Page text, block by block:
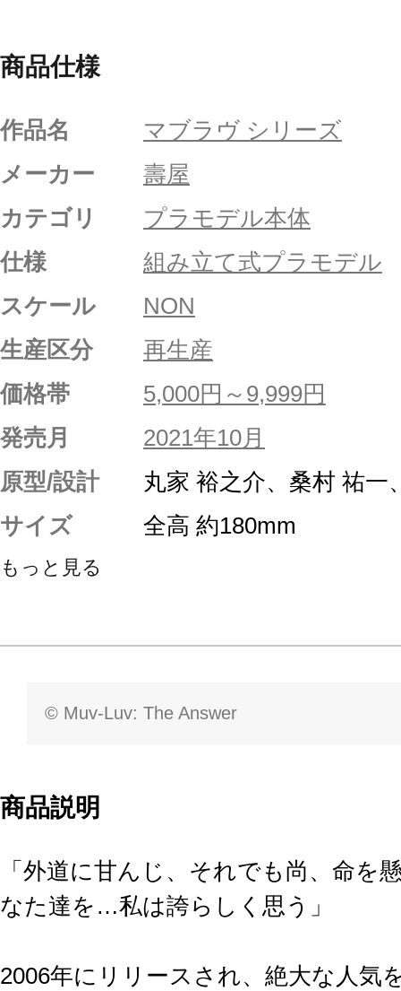
商品仕様
作品名
マブラヴ シリーズ
メーカー
壽屋
カテゴリ
プラモデル本体
仕様
組み立て式プラモデル
スケール
NON
生産区分
再生産
価格帯
5,000円～9,999円
発売月
2021年10月
原型/設計
丸家 裕之介、桑村 祐一
サイズ
全高 約180mm
もっと見る
© Muv-Luv: The Answer
商品説明
「外道に甘んじ、それでも尚、命を
なた達を…私は誇らしく思う」
2006年にリリースされ、絶大な人気